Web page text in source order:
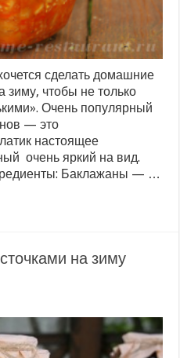
сделать домашние
чтобы не только
Очень популярный
— это
настоящее
очень яркий на вид.
Баклажаны — …
на зиму